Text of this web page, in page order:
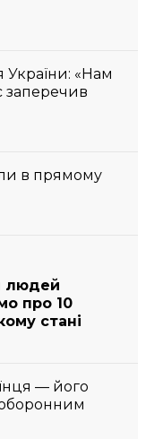
«Нам
заперечив
в прямому
людей
про 10
стані
— його